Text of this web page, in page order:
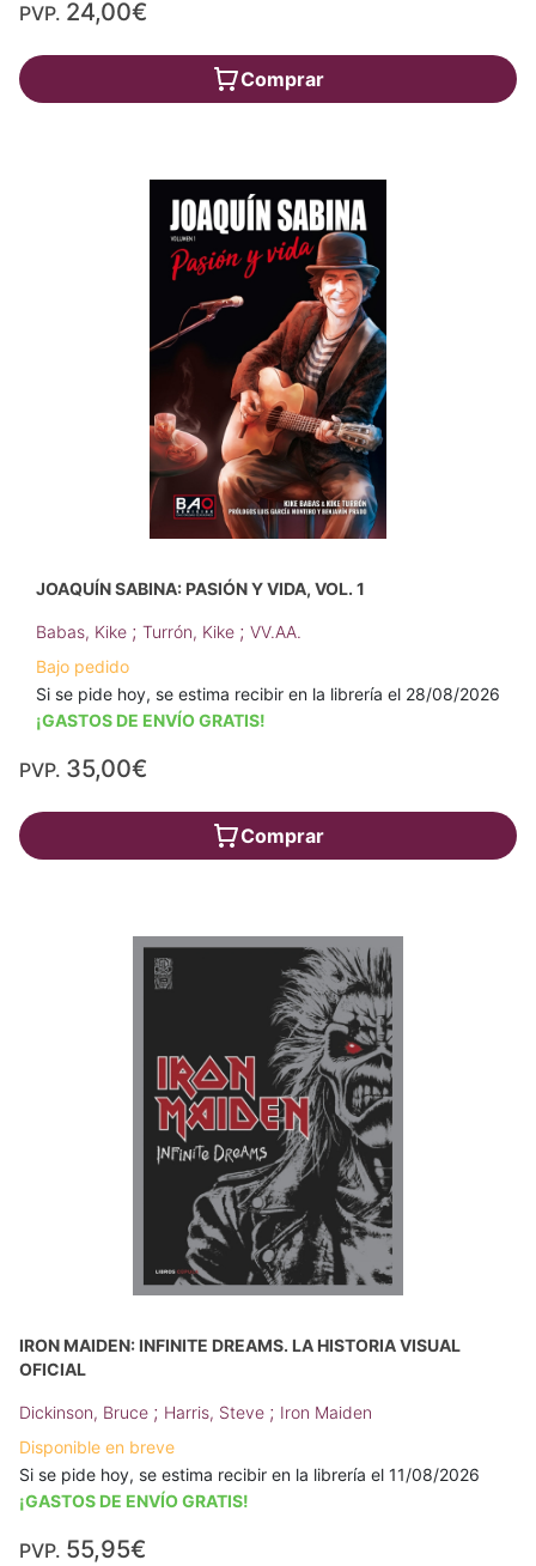
PVP. 24,00€
Comprar
JOAQUÍN SABINA: PASIÓN Y VIDA, VOL. 1
Babas, Kike ; Turrón, Kike ; VV.AA.
Bajo pedido
Si se pide hoy, se estima recibir en la librería el 28/08/2026
¡GASTOS DE ENVÍO GRATIS!
PVP. 35,00€
Comprar
IRON MAIDEN: INFINITE DREAMS. LA HISTORIA VISUAL
OFICIAL
Dickinson, Bruce ; Harris, Steve ; Iron Maiden
Disponible en breve
Si se pide hoy, se estima recibir en la librería el 11/08/2026
¡GASTOS DE ENVÍO GRATIS!
PVP. 55,95€